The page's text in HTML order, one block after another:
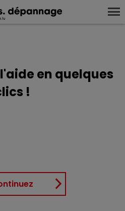
en quelques
!
Langue
Contact
Conditions